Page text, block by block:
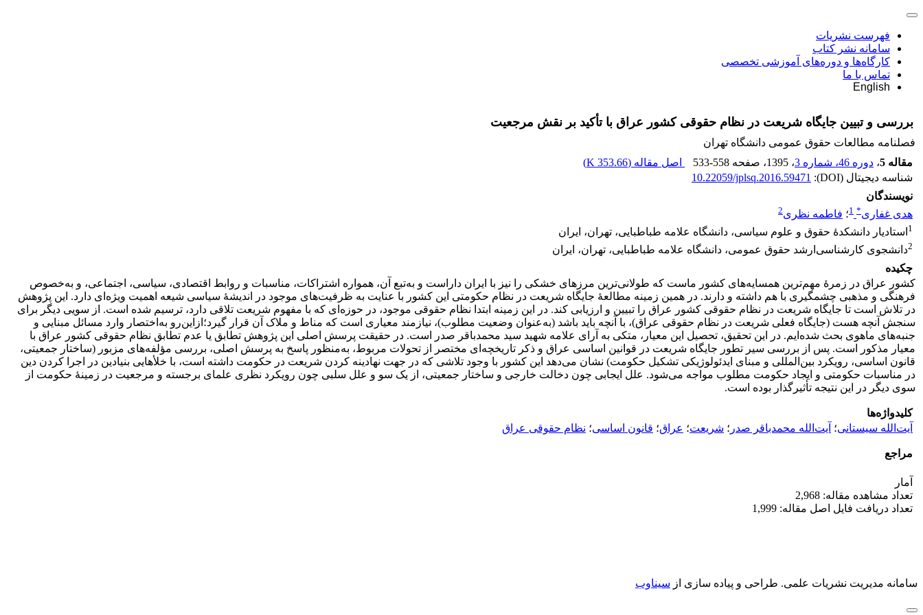
فهرست نشریات
سامانه نشر کتاب
کارگاه‌ها و دوره‌های آموزشی تخصصی
تماس با ما
English
بررسی و تبیین جایگاه شریعت در نظام حقوقی کشور عراق با تأکید بر نقش مرجعیت
فصلنامه مطالعات حقوق عمومی دانشگاه تهران
مقاله 5
، دوره 46، شماره 3 ، 1395 ، صفحه 533-558 اصل مقاله (353.66 K
)
شناسه دیجیتال (DOI):
10.22059/jplsq.2016.59471
نویسندگان
هدی غفاری*
1؛ فاطمه نظری2
1 استادیار دانشکدۀ حقوق و علوم سیاسی، دانشگاه علامه طباطبایی، تهران، ایران
2دانشجوی کارشناسی‌ارشد حقوق عمومی، دانشگاه علامه طباطبایی، تهران، ایران
چکیده
کشور عراق در زمرۀ مهم‌ترین همسایه‌های کشور ماست که طولانی‌ترین مرزهای خشکی را نیز با ایران داراست و به‌تبع آن، همواره اشتراکات، مناسبات و روابط اقتصادی، سیاسی، اجتماعی، و به‌خصوص
فرهنگی و مذهبی چشمگیری با هم داشته و دارند. در همین زمینه مطالعۀ جایگاه شریعت در نظام حکومتی این کشور با عنایت به ظرفیت‌های موجود در اندیشۀ سیاسی شیعه اهمیت ویژه‌ای دارد. این پژوهش
در تلاش است تا جایگاه شریعت در نظام حقوقی کشور عراق را تبیین و ارزیابی کند. در این زمینه ابتدا نظام حقوقی موجود، در حوزه‌ای که با مفهوم شریعت تلاقی دارد، ترسیم شده است. از سویی دیگر برای
سنجش آنچه هست (جایگاه فعلی شریعت در نظام حقوقی عراق)، با آنچه باید باشد (به‌عنوان وضعیت مطلوب)، نیازمند معیاری است که مناط و ملاک آن قرار گیرد؛ازاین‌رو به‌اختصار وارد مسائل مبنایی و
جنبه‌های ماهوی بحث شده‌ایم. در این تحقیق، تحصیل این معیار، متکی به آرای علامه شهید سید محمدباقر صدر است. در حقیقت پرسش اصلی این پژوهش تطابق یا عدم تطابق نظام حقوقی کشور عراق با
معیار مذکور است. پس از بررسی سیر تطور جایگاه شریعت در قوانین اساسی عراق و ذکر تاریخچه‌ای مختصر از تحولات مربوط، به‌منظور پاسخ به پرسش اصلی، بررسی مؤلفه‌های مزبور (ساختار جمعیتی،
قانون اساسی، رویکرد بین‌المللی و مبنای ایدئولوژیکی تشکیل حکومت) نشان می‌دهد این کشور با وجود تلاشی که در جهت نهادینه کردن شریعت در حکومت داشته است، با خلأهایی بنیادین در اجرا کردن دین
در مناسبات حکومتی و ایجاد حکومت مطلوب مواجه می‌شود. علل ایجابی چون دخالت خارجی و ساختار جمعیتی، از یک سو و علل سلبی چون رویکرد نظری علمای برجسته و مرجعیت در زمینۀ حکومت از
سوی دیگر در این نتیجه تأثیرگذار بوده است.
کلیدواژه‌ها
آیت‌الله سیستانی؛ آیت‌الله محمدباقر صدر ؛ شریعت؛ عراق؛ قانون اساسی؛ نظام حقوقی عراق
مراجع
آمار
تعداد مشاهده مقاله: 2,968
تعداد دریافت فایل اصل مقاله: 1,999
سامانه مدیریت نشریات علمی. طراحی و پیاده سازی از سیناوب